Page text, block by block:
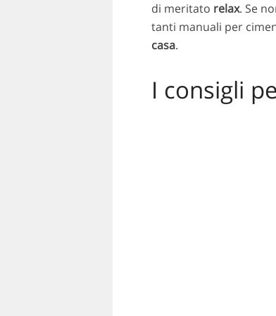
di meritato relax. Se
tanti manuali per
casa.
I consigli